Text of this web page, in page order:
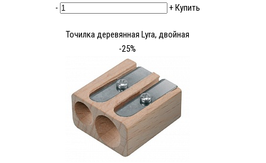
-
+Купить
Точилка деревянная Lyra, двойная
-25%